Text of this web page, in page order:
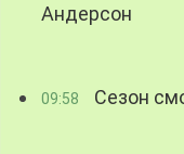
Андерсон
09:58 Сезон